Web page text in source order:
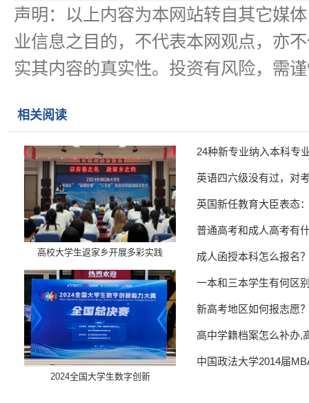
声明：以上内容为本网站转自其它媒
业信息之目的，不代表本网观点，亦
实其内容的真实性。投资有风险，需
相关阅读
高校大学生返家乡开展多彩实践
​2024全国大学生数字创新
24种新专业纳入本科专
英语四六级没有过，对
英国新任教育大臣表态
普通高考和成人高考有
成人函授本科怎么报名
一本和三本学生有何区
新高考地区如何报志愿
高中学籍档案怎么补办,
中国政法大学2014届